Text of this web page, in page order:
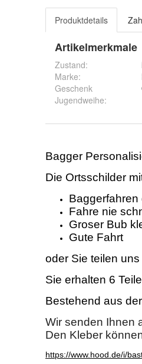
Produktdetails
Artikelmerkmale
Zustand:
Marke:
Geschenk
Jugendweihe: